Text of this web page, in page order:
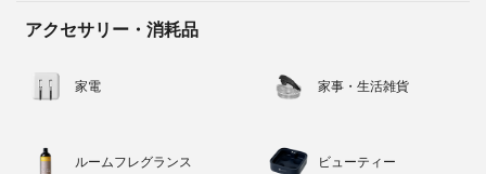
アクセサリー・消耗品
家電 家事・生活雑貨
ルームフレグランス ビューティー